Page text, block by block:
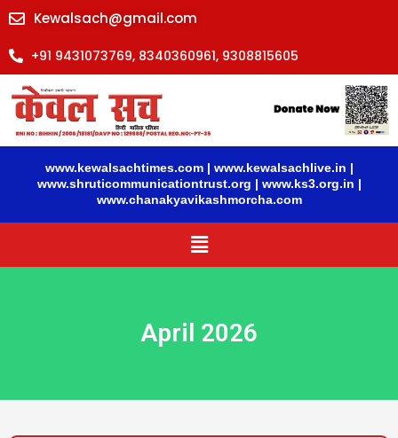
Kewalsach@gmail.com
+91 9431073769, 8340360961, 9308815605
www.kewalsachtimes.com| www.kewalsachlive.in |
www.shruticommunicationtrust.org | www.ks3.org.in |
www.chanakyavikashmorcha.com
Menu
April 2026